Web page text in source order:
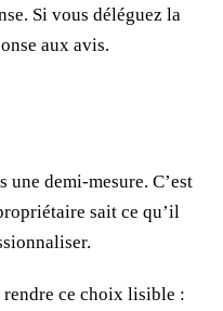
Si vous déléguez la
aux avis.
une demi-mesure. C’est
sait ce qu’il
rendre ce choix lisible :